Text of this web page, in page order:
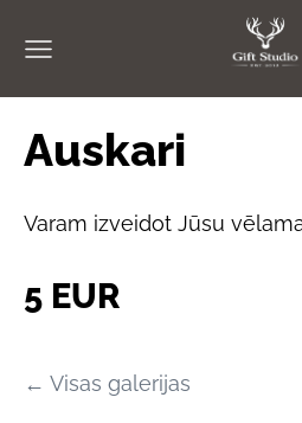
Auskari
Varam izveidot Jūsu
5 EUR
Visas galerijas